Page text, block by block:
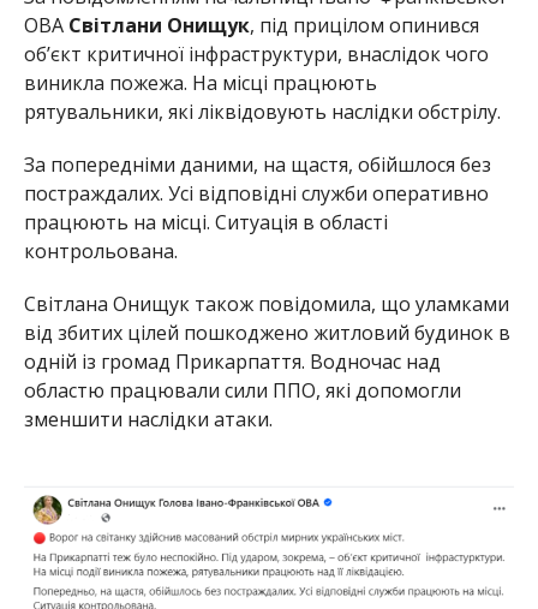
ОВА Світлани Онищук, під прицілом опинився
об’єкт критичної інфраструктури, внаслідок чого
виникла пожежа. На місці працюють
рятувальники, які ліквідовують наслідки обстрілу.
За попередніми даними, на щастя, обійшлося без
постраждалих. Усі відповідні служби оперативно
працюють на місці. Ситуація в області
контрольована.
Світлана Онищук також повідомила, що уламками
від збитих цілей пошкоджено житловий будинок в
одній із громад Прикарпаття. Водночас над
областю працювали сили ППО, які допомогли
зменшити наслідки атаки.